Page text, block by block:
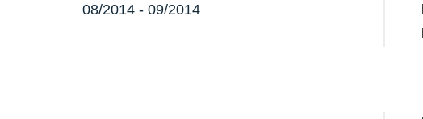
08/2014 - 09/2014